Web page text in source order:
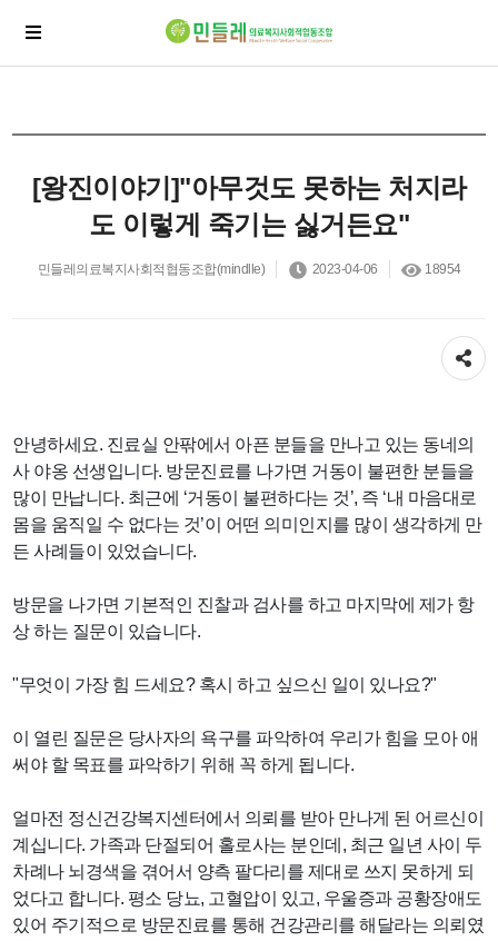
[왕진이야기]"아무것도 못하는 처지라
도 이렇게 죽기는 싫거든요"
민들레의료복지사회적협동조합(mindlle) 2023-04-06 18954
공유하기
안녕하세요. 진료실 안팎에서 아픈 분들을 만나고 있는 동네의
사 야옹 선생입니다. 방문진료를 나가면 거동이 불편한 분들을
많이 만납니다. 최근에 ‘거동이 불편하다는 것’, 즉 ‘내 마음대로
몸을 움직일 수 없다는 것’이 어떤 의미인지를 많이 생각하게 만
든 사례들이 있었습니다.
방문을 나가면 기본적인 진찰과 검사를 하고 마지막에 제가 항
상 하는 질문이 있습니다.
"무엇이 가장 힘 드세요? 혹시 하고 싶으신 일이 있나요?"
이 열린 질문은 당사자의 욕구를 파악하여 우리가 힘을 모아 애
써야 할 목표를 파악하기 위해 꼭 하게 됩니다.
얼마전 정신건강복지센터에서 의뢰를 받아 만나게 된 어르신이
계십니다. 가족과 단절되어 홀로사는 분인데, 최근 일년 사이 두
차례나 뇌경색을 겪어서 양측 팔다리를 제대로 쓰지 못하게 되
었다고 합니다. 평소 당뇨, 고혈압이 있고, 우울증과 공황장애도
있어 주기적으로 방문진료를 통해 건강관리를 해달라는 의뢰였